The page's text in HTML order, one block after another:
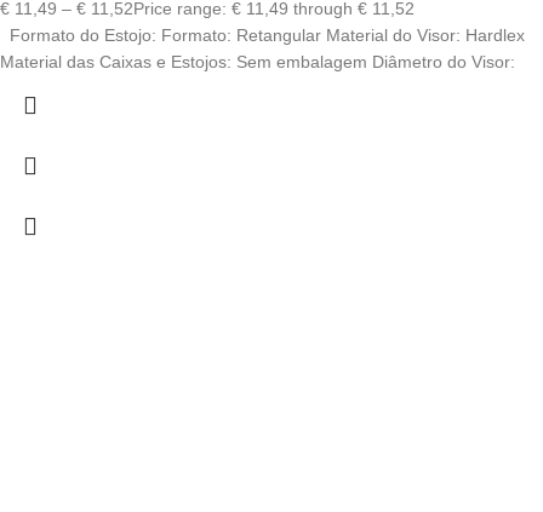
€ 11,49 – € 11,52Price range: € 11,49 through € 11,52
Formato do Estojo: Formato: Retangular Material do Visor: Hardlex
Material das Caixas e Estojos: Sem embalagem Diâmetro do Visor: